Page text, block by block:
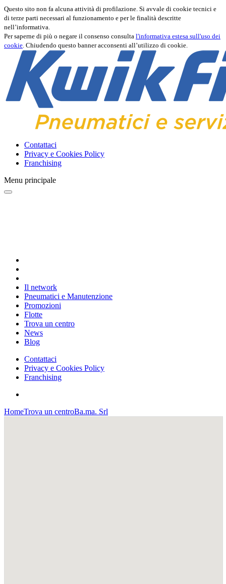
Questo sito non fa alcuna attività di profilazione. Si avvale di cookie tecnici e
di terze parti necessari al funzionamento e per le finalità descritte
nell’informativa.
Per saperne di più o negare il consenso consulta l'informativa estesa sull'uso dei
cookie. Chiudendo questo banner acconsenti all’utilizzo di cookie.
Contattaci
Privacy e Cookies Policy
Franchising
Menu principale
Il network
Pneumatici e Manutenzione
Promozioni
Flotte
Trova un centro
News
Blog
Contattaci
Privacy e Cookies Policy
Franchising
HomeTrova un centroBa.ma. Srl